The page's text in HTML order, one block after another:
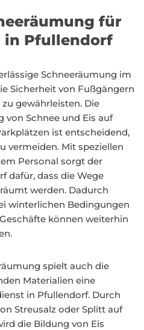
für
in Pfullendorf
Schneeräumung im
Sicherheit von Fußgängern
gewährleisten. Die
von Schnee und Eis auf
ist entscheidend,
vermeiden. Mit speziellen
Personal sorgt der
dafür, dass die Wege
werden. Dadurch
winterlichen Bedingungen
können weiterhin
spielt auch die
Materialien eine
in Pfullendorf. Durch
Streusalz oder Splitt auf
die Bildung von Eis